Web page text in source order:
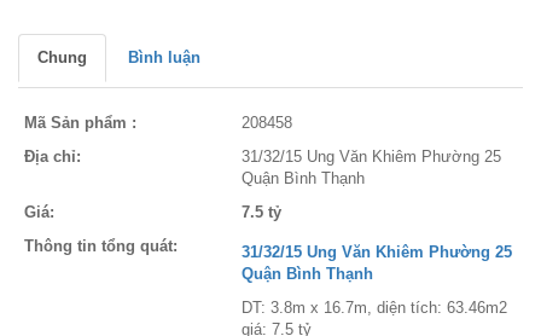
Chung Bình luận
Mã Sản phẩm :
208458
Địa chỉ:
31/32/15 Ung Văn Khiêm Phường 25
Quận Bình Thạnh
Giá:
7.5 tỷ
Thông tin tổng quát:
31/32/15 Ung Văn Khiêm Phường 25
Quận Bình Thạnh
DT: 3.8m x 16.7m, diện tích: 63.46m2
giá: 7.5 tỷ